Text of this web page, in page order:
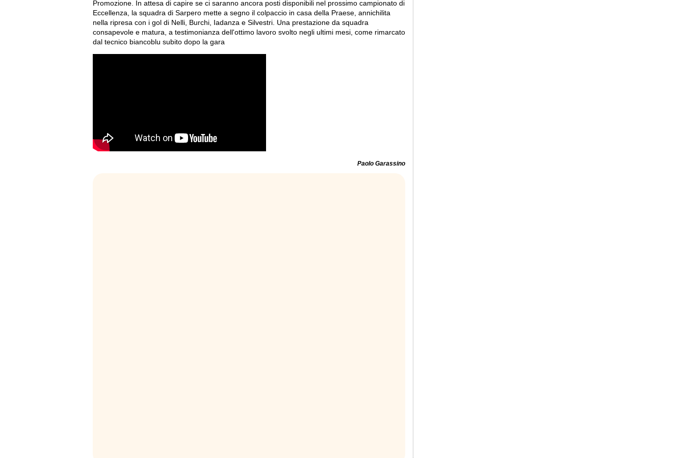
Promozione. In attesa di capire se ci saranno ancora posti disponibili nel prossimo campionato di
Eccellenza, la squadra di Sarpero mette a segno il colpaccio in casa della Praese, annichilita
nella ripresa con i gol di Nelli, Burchi, Iadanza e Silvestri. Una prestazione da squadra
consapevole e matura, a testimonianza dell'ottimo lavoro svolto negli ultimi mesi, come rimarcato
dal tecnico biancoblu subito dopo la gara
Paolo Garassino